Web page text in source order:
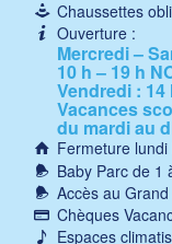
Chaussettes
Ouverture :
Mercredi –
10 h – 19 h
Vendredi : 14
Vacances
du mardi au
Fermeture
Baby Parc de 1
Accès au
Chèques
Espaces